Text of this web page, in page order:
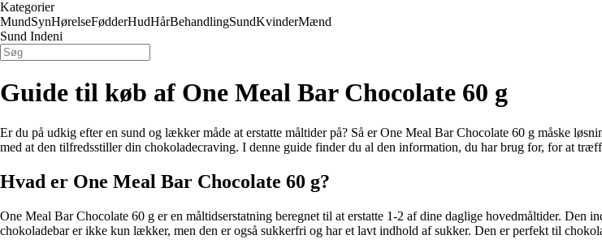
Kategorier
MundSynHørelseFødderHudHårBehandlingSundKvinderMænd
Sund Indeni
Guide til køb af One Meal Bar Chocolate 60 g
Er du på udkig efter en sund og lækker måde at erstatte måltider på? Så er One Meal Bar Chocolate 60 g måske
med at den tilfredsstiller din chokoladecraving. I denne guide finder du al den information, du har brug for, for at
Hvad er One Meal Bar Chocolate 60 g?
One Meal Bar Chocolate 60 g er en måltidserstatning beregnet til at erstatte 1-2 af dine daglige hovedmåltider.
chokoladebar er ikke kun lækker, men den er også sukkerfri og har et lavt indhold af sukker. Den er perfekt til